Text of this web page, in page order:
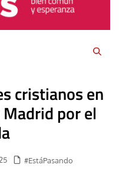
cristianos en
por el
#EstáPasando